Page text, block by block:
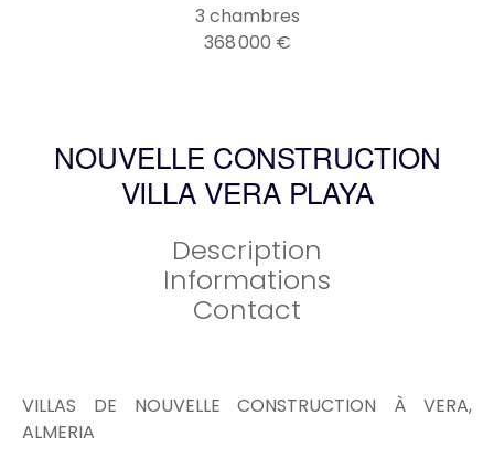
3 chambres
368 000 €
NOUVELLE CONSTRUCTION
VILLA VERA PLAYA
Description
Informations
Contact
VILLAS DE NOUVELLE CONSTRUCTION À VERA,
ALMERIA